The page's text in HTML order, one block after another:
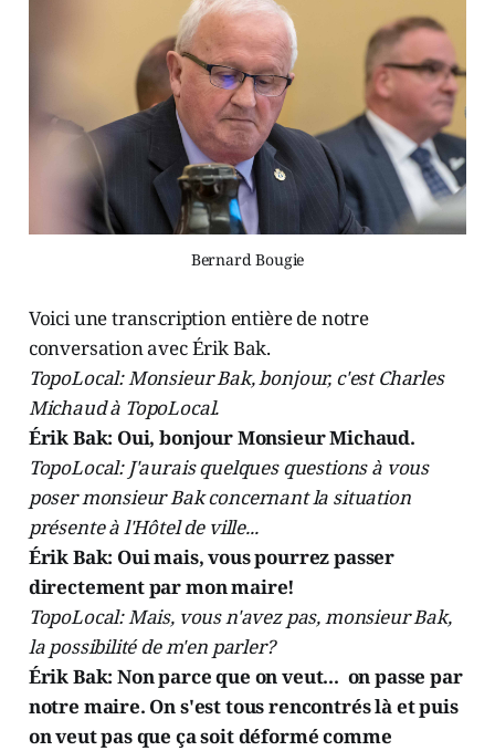
Bernard Bougie
Voici une transcription entière de notre
conversation avec Érik Bak.
TopoLocal: Monsieur Bak, bonjour, c'est Charles
Michaud à TopoLocal.
Érik Bak: Oui, bonjour Monsieur Michaud.
TopoLocal: J'aurais quelques questions à vous
poser monsieur Bak concernant la situation
présente à l'Hôtel de ville...
Érik Bak: Oui mais, vous pourrez passer
directement par mon maire!
TopoLocal: Mais, vous n'avez pas, monsieur Bak,
la possibilité de m'en parler?
Érik Bak: Non parce que on veut... on passe par
notre maire. On s'est tous rencontrés là et puis
on veut pas que ça soit déformé comme